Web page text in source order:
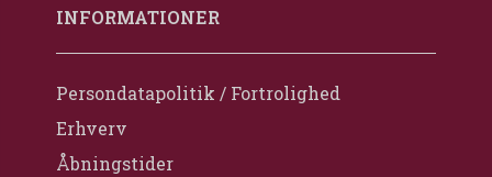
INFORMATIONER
Persondatapolitik / Fortrolighed
Erhverv
Åbningstider